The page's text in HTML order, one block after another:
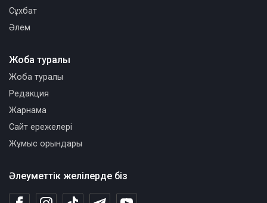
Әлеуметтік желілерде біз
Сұхбат
Әлем
Жоба туралы
Жоба туралы
Редакция
Жарнама
Сайт ережелері
Жұмыс орындары